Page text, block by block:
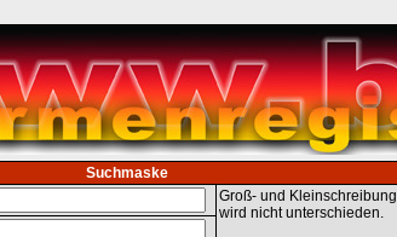
Suchmaske
Groß- und Kleinschreibung
wird nicht unterschieden.